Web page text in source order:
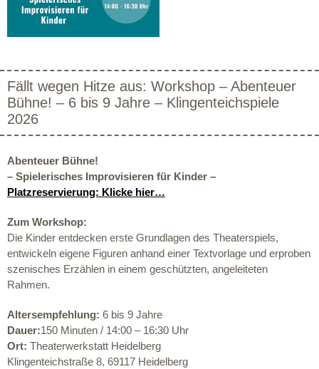
Fällt wegen Hitze aus: Workshop – Abenteuer
Bühne! – 6 bis 9 Jahre – Klingenteichspiele
2026
Abenteuer Bühne!
– Spielerisches Improvisieren für Kinder –
Platzreservierung: Klicke hier…
Zum Workshop:
Die Kinder entdecken erste Grundlagen des Theaterspiels,
entwickeln eigene Figuren anhand einer Textvorlage und erproben
szenisches Erzählen in einem geschützten, angeleiteten
Rahmen.
Altersempfehlung: 6 bis 9 Jahre
Dauer:150 Minuten / 14:00 – 16:30 Uhr
Ort: Theaterwerkstatt Heidelberg
Klingenteichstraße 8, 69117 Heidelberg